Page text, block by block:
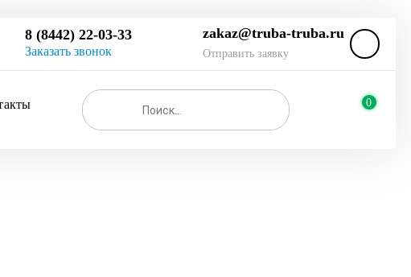
8 (8442) 22-03-33
Заказать звонок
zakaz@truba-truba.ru
Отправить заявку
0